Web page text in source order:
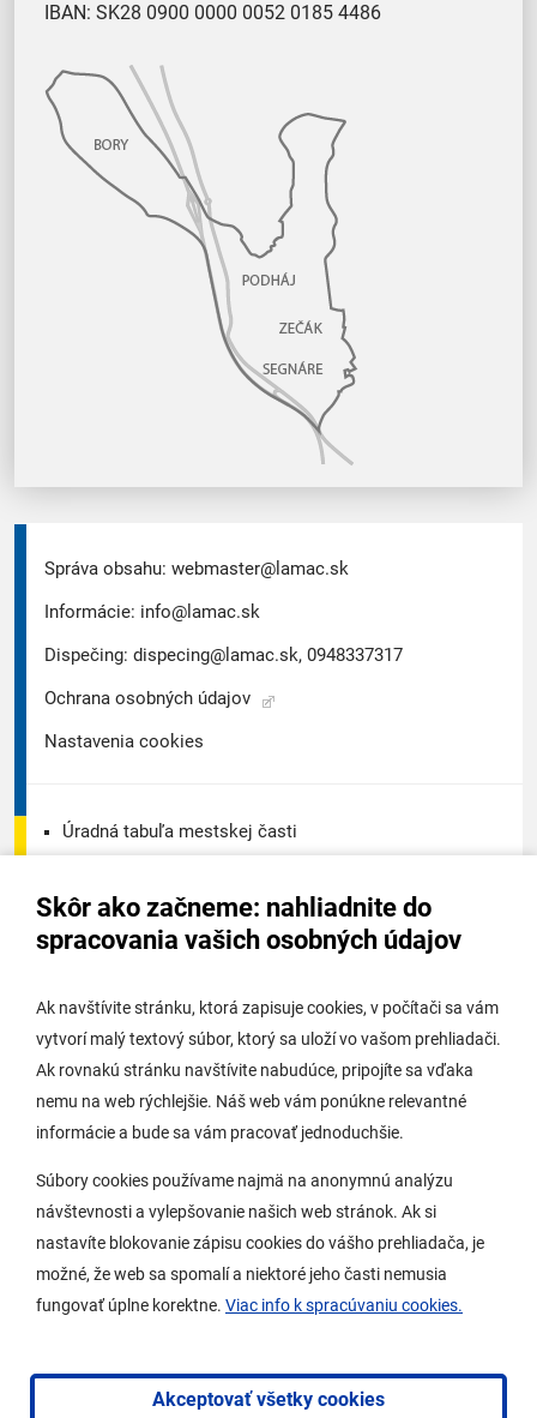
Skôr ako začneme: nahliadnite do
spracovania vašich osobných údajov
Ak navštívite stránku, ktorá zapisuje cookies, v počítači sa vám
vytvorí malý textový súbor, ktorý sa uloží vo vašom prehliadači.
Ak rovnakú stránku navštívite nabudúce, pripojíte sa vďaka
nemu na web rýchlejšie. Náš web vám ponúkne relevantné
informácie a bude sa vám pracovať jednoduchšie.
Súbory cookies používame najmä na anonymnú analýzu
návštevnosti a vylepšovanie našich web stránok. Ak si
nastavíte blokovanie zápisu cookies do vášho prehliadača, je
možné, že web sa spomalí a niektoré jeho časti nemusia
fungovať úplne korektne. Viac info k spracúvaniu cookies.
Akceptovať všetky cookies
IBAN: SK28 0900 0000 0052 0185 4486
Správa obsahu: webmaster@lamac.sk
Informácie: info@lamac.sk
Dispečing: dispecing@lamac.sk, 0948337317
Ochrana osobných údajov
Nastavenia cookies
Úradná tabuľa mestskej časti
Úradná tabuľa stavebného úradu
Potrebujem vybaviť
Samospráva
O Lamači
Mobilná aplikácia
Kontakty